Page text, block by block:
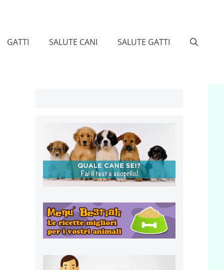
GATTI SALUTE CANI SALUTE GATTI